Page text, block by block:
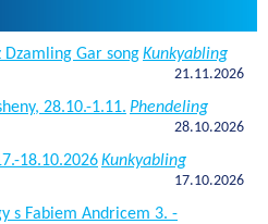
Dzamling Gar songKunkyabling
21.11.2026
28.10.-1.11. Phendeling
28.10.2026
18.10.2026Kunkyabling
17.10.2026
s Fabiem Andricem 3. -